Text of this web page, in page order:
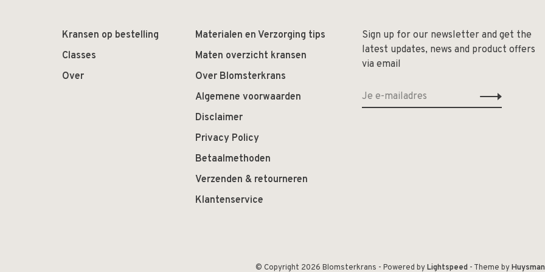
Kransen op bestelling
Classes
Over
Materialen en Verzorging tips
Maten overzicht kransen
Over Blomsterkrans
Algemene voorwaarden
Disclaimer
Privacy Policy
Betaalmethoden
Verzenden & retourneren
Klantenservice
Sign up for our newsletter and get the
latest updates, news and product offers
via email
© Copyright 2026 Blomsterkrans - Powered byLightspeed- Theme by